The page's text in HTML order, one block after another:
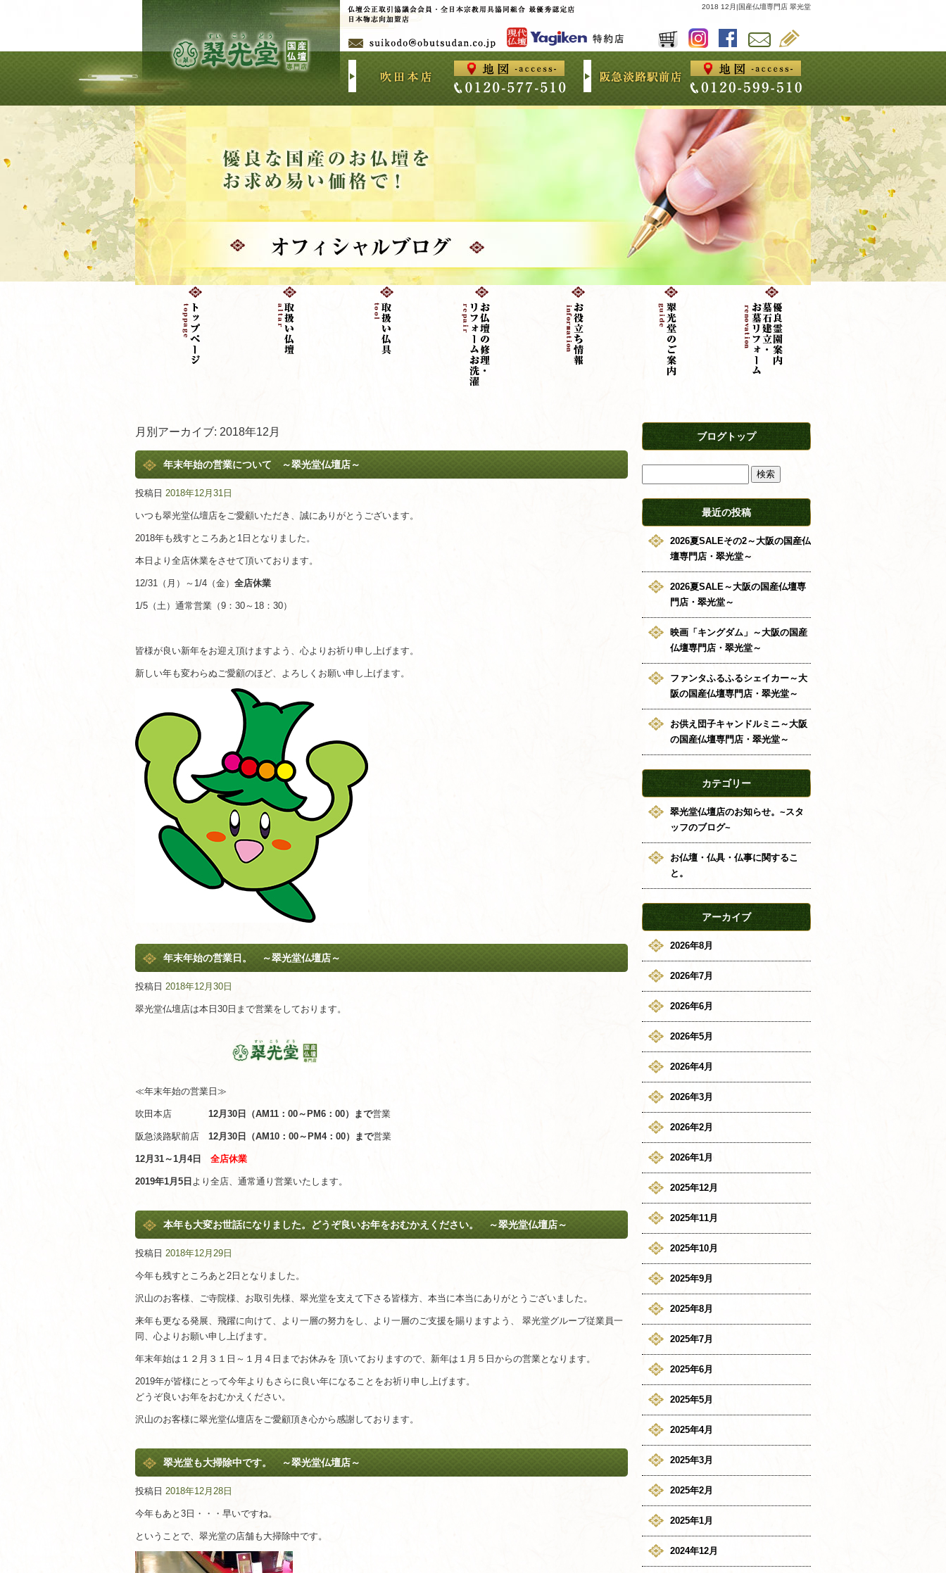
2018 12月|国産仏壇専門店 翠光堂
月別アーカイブ: 2018年12月
年末年始の営業について ～翠光堂仏壇店～
投稿日 2018年12月31日
いつも翠光堂仏壇店をご愛顧いただき、誠にありがとうございます。
2018年も残すところあと1日となりました。
本日より全店休業をさせて頂いております。
12/31（月）～1/4（金） 全店休業
1/5（土）通常営業（9：30～18：30）
皆様が良い新年をお迎え頂けますよう、心よりお祈り申し上げます。
新しい年も変わらぬご愛顧のほど、よろしくお願い申し上げます。
年末年始の営業日。 ～翠光堂仏壇店～
投稿日 2018年12月30日
翠光堂仏壇店は本日30日まで営業をしております。
≪年末年始の営業日≫
吹田本店 12月30日（AM11：00～PM6：00）まで営業
阪急淡路駅前店 12月30日（AM10：00～PM4：00）まで営業
12月31～1月4日 全店休業
2019年1月5日 より全店、通常通り営業いたします。
本年も大変お世話になりました。どうぞ良いお年をおむかえください。 ～翠光堂仏壇店～
投稿日 2018年12月29日
今年も残すところあと2日となりました。
沢山のお客様、ご寺院様、お取引先様、翠光堂を支えて下さる皆様方、本当に本当にありがとうございました。
来年も更なる発展、飛躍に向けて、より一層の努力をし、より一層のご支援を賜りますよう、 翠光堂グループ従業員一
同、心よりお願い申し上げます。
年末年始は１２月３１日～１月４日までお休みを 頂いておりますので、新年は１月５日からの営業となります。
2019年が皆様にとって今年よりもさらに良い年になることをお祈り申し上げます。
どうぞ良いお年をおむかえください。
沢山のお客様に翠光堂仏壇店をご愛顧頂き心から感謝しております。
翠光堂も大掃除中です。 ～翠光堂仏壇店～
投稿日 2018年12月28日
今年もあと3日・・・早いですね。
ということで、翠光堂の店舗も大掃除中です。
ブログトップ
最近の投稿
2026夏SALEその2～大阪の国産仏
壇専門店・翠光堂～
2026夏SALE～大阪の国産仏壇専
門店・翠光堂～
映画「キングダム」～大阪の国産
仏壇専門店・翠光堂～
ファンタふるふるシェイカー～大
阪の国産仏壇専門店・翠光堂～
お供え団子キャンドルミニ～大阪
の国産仏壇専門店・翠光堂～
カテゴリー
翠光堂仏壇店のお知らせ。~スタ
ッフのブログ~
お仏壇・仏具・仏事に関するこ
と。
アーカイブ
2026年8月
2026年7月
2026年6月
2026年5月
2026年4月
2026年3月
2026年2月
2026年1月
2025年12月
2025年11月
2025年10月
2025年9月
2025年8月
2025年7月
2025年6月
2025年5月
2025年4月
2025年3月
2025年2月
2025年1月
2024年12月